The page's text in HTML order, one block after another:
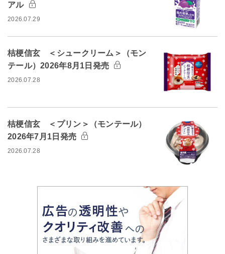
アル
2026.07.29
桔梗信玄 ＜シュークリーム＞（モン
テール）2026年8月1日発売
2026.07.28
桔梗信玄 ＜プリン＞（モンテール）
2026年7月1日発売
2026.07.28